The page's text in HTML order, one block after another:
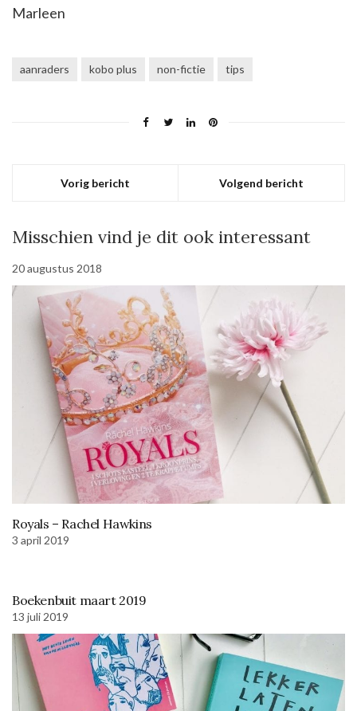
Marleen
aanraders kobo plus non-fictie tips
Vorig bericht Volgend bericht
Misschien vind je dit ook interessant
20 augustus 2018
Royals – Rachel Hawkins
3 april 2019
Boekenbuit maart 2019
13 juli 2019